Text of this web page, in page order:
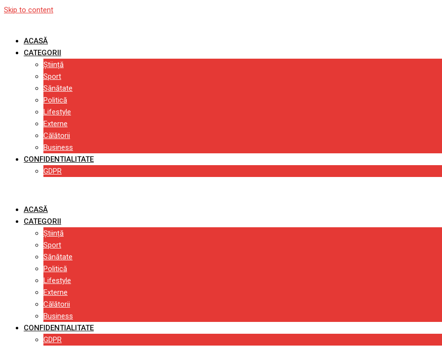
Skip to content
ACASĂ
CATEGORII
Știință
Sport
Sănătate
Politică
Lifestyle
Externe
Călătorii
Business
CONFIDENTIALITATE
GDPR
ACASĂ
CATEGORII
Știință
Sport
Sănătate
Politică
Lifestyle
Externe
Călătorii
Business
CONFIDENTIALITATE
GDPR